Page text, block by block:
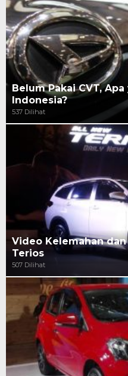
Belum Pakai CVT,
Indonesia?
537 Dilihat
Video Kelemahan
Terios
507 Dilihat